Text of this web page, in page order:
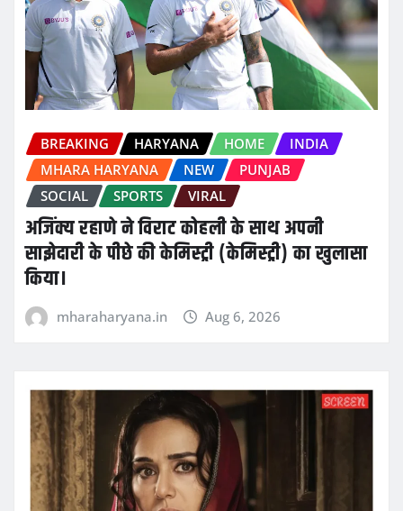
BREAKING HARYANA HOME
INDIA
MHARA HARYANA
NEW
PUNJAB
SOCIAL
SPORTS VIRAL
अजिंक्य रहाणे ने विराट कोहली के साथ अपनी
साझेदारी के पीछे की केमिस्ट्री (केमिस्ट्री) का खुलासा
किया।
mharaharyana.in Aug 6, 2026